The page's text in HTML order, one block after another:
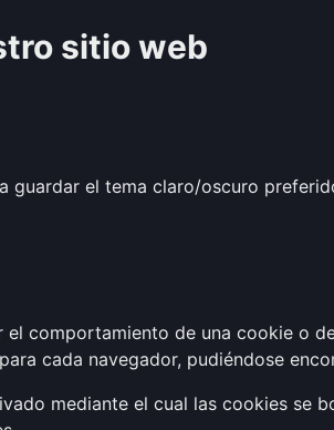
sitio web
guardar el tema claro/oscuro
comportamiento de una cookie o
cada navegador, pudiéndose
mediante el cual las cookies se